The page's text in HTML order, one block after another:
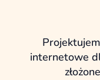
internetowe